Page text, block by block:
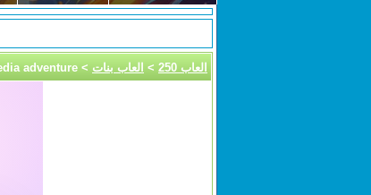
العاب 250 > العاب بنات > crystal and noelle's social media adventure